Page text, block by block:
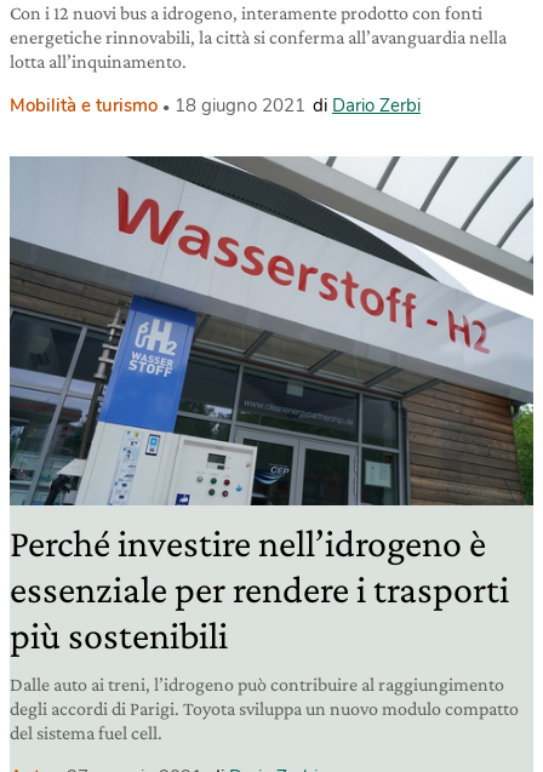
Con i 12 nuovi bus a idrogeno, interamente prodotto con fonti
energetiche rinnovabili, la città si conferma all’avanguardia nella
lotta all’inquinamento.
Mobilità e turismo 18 giugno 2021 di Dario Zerbi
Perché investire nell’idrogeno è
essenziale per rendere i trasporti
più sostenibili
Dalle auto ai treni, l’idrogeno può contribuire al raggiungimento
degli accordi di Parigi. Toyota sviluppa un nuovo modulo compatto
del sistema fuel cell.